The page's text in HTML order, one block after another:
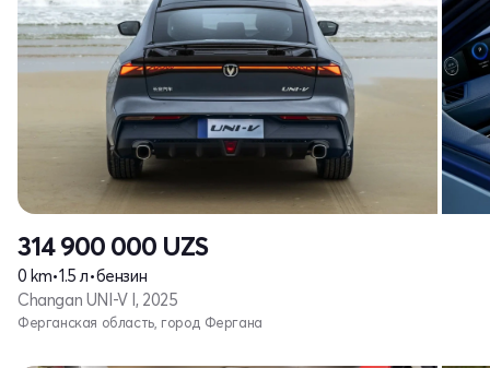
314 900 000 UZS
0 km•1.5 л•бензин
Changan UNI-V I, 2025
Ферганская область, город Фергана